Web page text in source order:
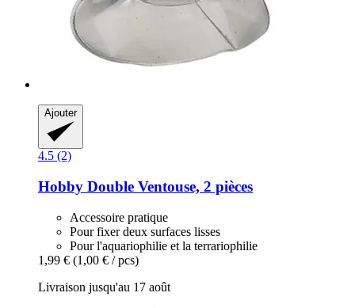
Ajouter
4.5 (2)
Hobby Double Ventouse, 2 pièces
Accessoire pratique
Pour fixer deux surfaces lisses
Pour l'aquariophilie et la terrariophilie
1,99 € (1,00 € / pcs)
Livraison jusqu'au 17 août